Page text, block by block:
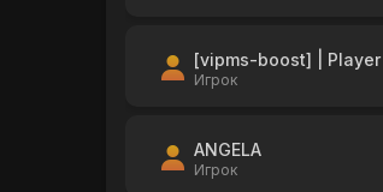
[vipms-boost] | Player
Игрок
ANGELA
Игрок